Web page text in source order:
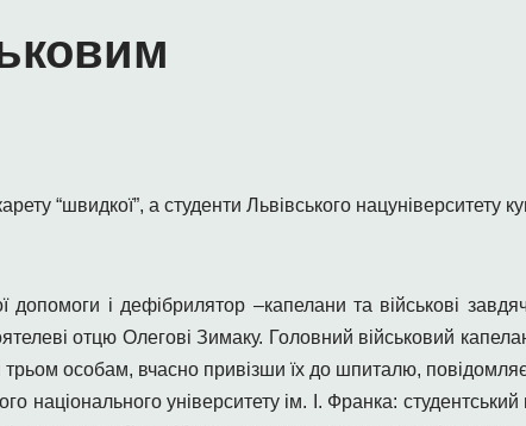
“швидкої”, а студенти Львівського нацуніверситету
і дефібрилятор –капелани та військові
отцю Олегові Зимаку. Головний військовий
особам, вчасно привіз­ши їх до шпиталю,
національного університету ім. І. Франка: